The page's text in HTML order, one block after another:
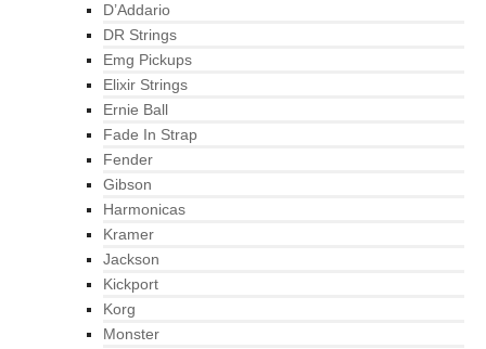
D’Addario
DR Strings
Emg Pickups
Elixir Strings
Ernie Ball
Fade In Strap
Fender
Gibson
Harmonicas
Kramer
Jackson
Kickport
Korg
Monster